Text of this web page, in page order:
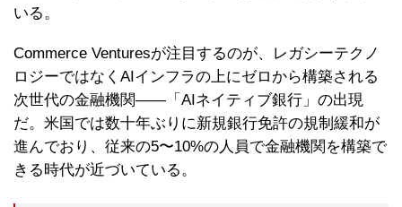
いる。
Commerce Venturesが注目するのが、レガシーテクノ
ロジーではなくAIインフラの上にゼロから構築される
次世代の金融機関——「AIネイティブ銀行」の出現
だ。米国では数十年ぶりに新規銀行免許の規制緩和が
進んでおり、従来の5〜10%の人員で金融機関を構築で
きる時代が近づいている。